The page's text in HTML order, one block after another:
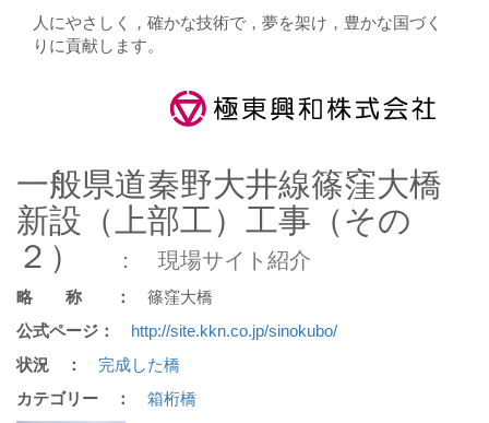
人にやさしく，確かな技術で，夢を架け，豊かな国づく
りに貢献します。
一般県道秦野大井線篠窪大橋
新設（上部工）工事（その
２）
： 現場サイト紹介
略 称 ： 篠窪大橋
公式ページ： http://site.kkn.co.jp/sinokubo/
状況 ： 完成した橋
カテゴリー ： 箱桁橋